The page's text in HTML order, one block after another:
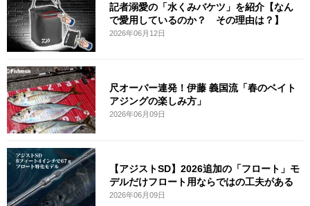
記者溺愛の「水くみバケツ」を紹介【なん
で愛用しているのか？ その理由は？】
2026年06月12日
尺オーバー連発！伊藤 義国流「春のベイト
アジングの楽しみ方」
2026年06月09日
【アジストSD】2026追加の「フロート」モ
デルだけフロート用ならではの工夫がある
2026年06月09日